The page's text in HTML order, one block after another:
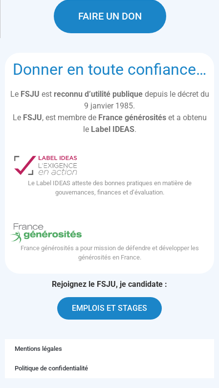
FAIRE UN DON
Donner en toute confiance…
Le FSJU est reconnu d’utilité publique depuis le décret du
9 janvier 1985.
Le FSJU, est membre de France générositéset a obtenu
le Label IDEAS.
Le Label IDEAS atteste des bonnes pratiques en matière de
gouvernances, finances et d’évaluation.
France générosités a pour mission de défendre et développer les
générosités en France.
Rejoignez le FSJU, je candidate :
EMPLOIS ET STAGES
Mentions légales
Politique de confidentialité